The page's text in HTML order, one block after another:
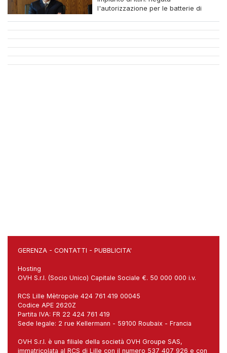
l'autorizzazione per le batterie di
GERENZA - CONTATTI - PUBBLICITA'
Hosting
OVH S.r.l. (Socio Unico) Capitale Sociale €. 50 000 000 i.v.
RCS Lille Mètropole 424 761 419 00045
Codice APE 2620Z
Partita IVA: FR 22 424 761 419
Sede legale: 2 rue Kellermann - 59100 Roubaix - Francia
OVH S.r.l. è una filiale della società OVH Groupe SAS,
immatricolata al RCS di Lille con il numero 537 407 926 e con